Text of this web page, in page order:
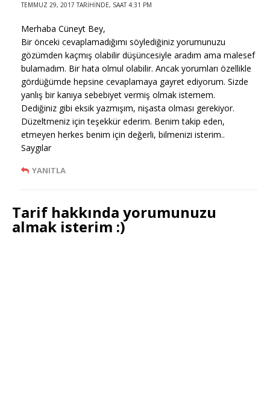
TEMMUZ 29, 2017 TARIHINDE, SAAT 4:31 PM
Merhaba Cüneyt Bey,
Bir önceki cevaplamadığımı söylediğiniz yorumunuzu
gözümden kaçmış olabilir düşüncesiyle aradım ama malesef
bulamadım. Bir hata olmul olabilir. Ancak yorumları özellikle
gördüğümde hepsine cevaplamaya gayret ediyorum. Sizde
yanlış bir kanıya sebebiyet vermiş olmak istemem.
Dediğiniz gibi eksik yazmışım, nişasta olması gerekiyor.
Düzeltmeniz için teşekkür ederim. Benim takip eden,
etmeyen herkes benim için değerli, bilmenizi isterim..
Saygılar
YANITLA
Tarif hakkında yorumunuzu
almak isterim :)